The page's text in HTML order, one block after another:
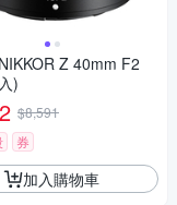
Z 40mm F2
)
$8,591
券
加入購物車